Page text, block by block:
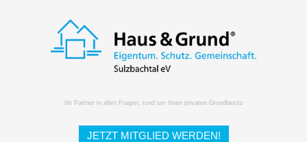
Ihr Partner in allen Fragen, rund um Ihren privaten Grundbesitz
JETZT MITGLIED WERDEN!